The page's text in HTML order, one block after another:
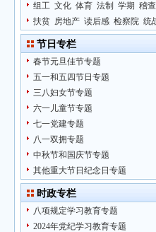
组工 文化 体育 法制 学期 稽查
扶贫 房地产 读后感 检察院 统
节日专栏
春节元旦佳节专题
五一和五四节日专题
三八妇女节专题
六一儿童节专题
七一党建专题
八一双拥专题
中秋节和国庆节专题
其他重大节日纪念日专题
时政专栏
八项规定学习教育专题
2024年党纪学习教育专题